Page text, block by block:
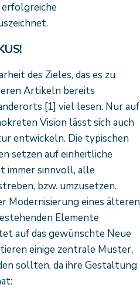
des Zieles, das es zu
Artikeln bereits
[1] viel lesen. Nur auf
Vision lässt sich auch
entwickeln. Die typischen
setzen auf einheitliche
immer sinnvoll, alle
bzw. umzusetzen.
Modernisierung eines älteren
Elemente
auf das gewünschte Neue
einige zentrale Muster,
sollten, da ihre Gestaltung